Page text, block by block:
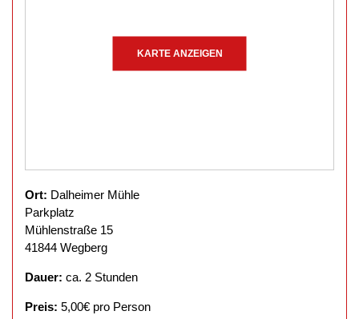
KARTE ANZEIGEN
Ort: Dalheimer Mühle
Parkplatz
Mühlenstraße 15
41844 Wegberg
Dauer: ca. 2 Stunden
Preis: 5,00€ pro Person